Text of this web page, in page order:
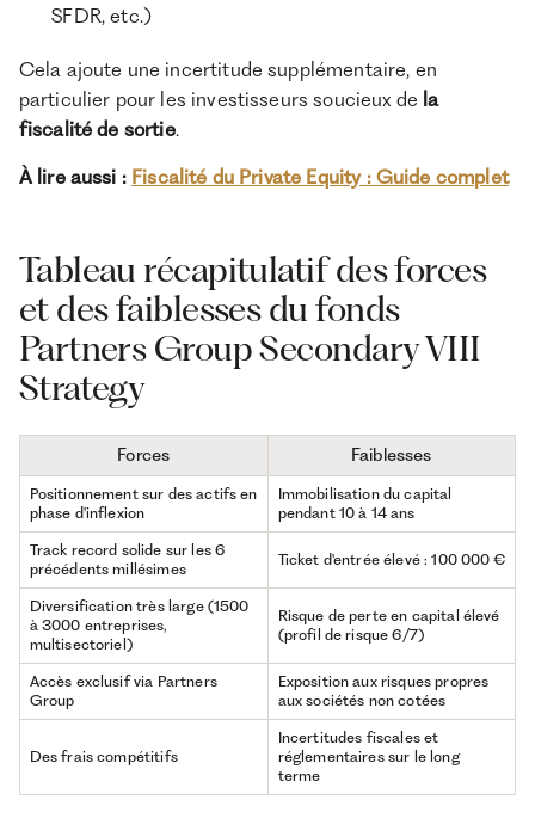
SFDR, etc.)
Cela ajoute une incertitude supplémentaire, en
particulier pour les investisseurs soucieux de la
fiscalité de sortie.
À lire aussi : Fiscalité du Private Equity : Guide complet
Tableau récapitulatif des forces
et des faiblesses du fonds
Partners Group Secondary VIII
Strategy
Forces Faiblesses
Positionnement sur des actifs en
phase d'inflexion
Immobilisation du capital
pendant 10 à 14 ans
Track record solide sur les 6
précédents millésimes
Ticket d'entrée élevé : 100 000 €
Diversification très large (1500
à 3000 entreprises,
multisectoriel)
Risque de perte en capital élevé
(profil de risque 6/7)
Accès exclusif via Partners
Group
Exposition aux risques propres
aux sociétés non cotées
Des frais compétitifs
Incertitudes fiscales et
réglementaires sur le long
terme